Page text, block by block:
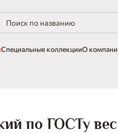
Специальные коллекцииО
по ГОСТу вес